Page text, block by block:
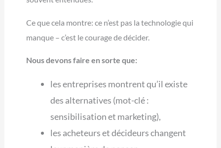
Ce que cela montre: ce n’est pas la technologie qui
manque – c’est le courage de décider.
Nous devons faire en sorte que:
les entreprises montrent qu’il existe
des alternatives (mot-clé :
sensibilisation et marketing),
les acheteurs et décideurs changent